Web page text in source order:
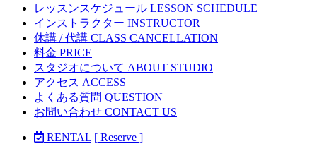
レッスンスケジュール LESSON SCHEDULE
インストラクター INSTRUCTOR
休講 / 代講 CLASS CANCELLATION
料金 PRICE
スタジオについて ABOUT STUDIO
アクセス ACCESS
よくある質問 QUESTION
お問い合わせ CONTACT US
RENTAL [ Reserve ]